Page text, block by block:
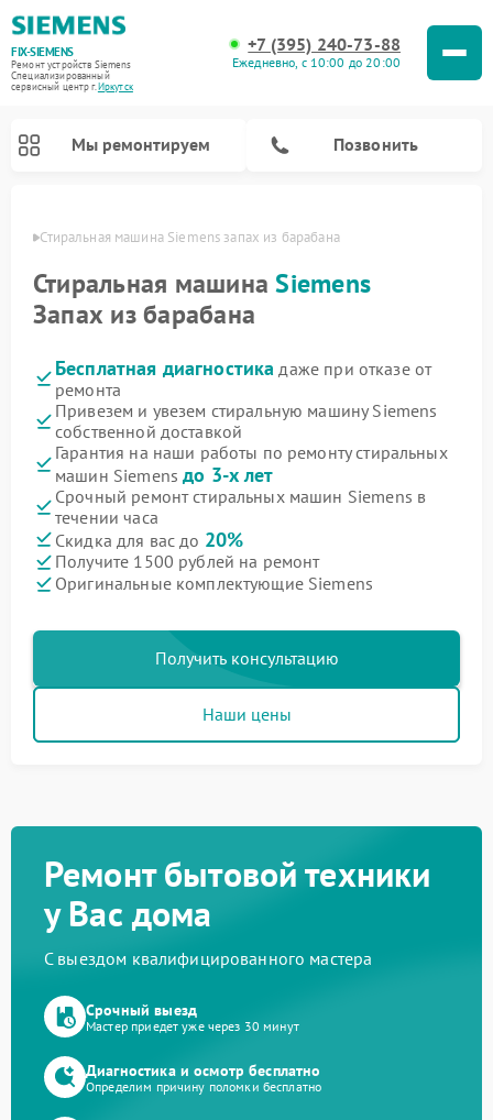
FIX-SIEMENS
Ремонт устройств Siemens
Специализированный
cервисный центр г.Иркутск
+7 (395) 240-73-88
Ежедневно, с 10:00 до 20:00
Мы ремонтируем Позвонить
Стиральная машина Siemens запах из барабана
Стиральная машинаSiemens
Запах из барабана
Бесплатная диагностика даже при отказе от
ремонта
Привезем и увезем стиральную машину Siemens
собственной доставкой
Гарантия на наши работы по ремонту стиральных
машин Siemensдо 3-х лет
Срочный ремонт стиральных машин Siemens в
течении часа
Скидка для вас до 20%
Получите 1500 рублей на ремонт
Оригинальные комплектующие Siemens
Получить консультацию
Наши цены
Ремонт бытовой техники
у Вас дома
С выездом квалифицированного мастера
Срочный выезд
Мастер приедет уже через 30 минут
Диагностика и осмотр бесплатно
Определим причину поломки бесплатно